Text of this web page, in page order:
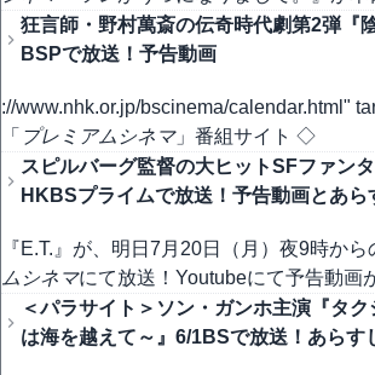
狂言師・野村萬斎の伝奇時代劇第2弾『
BSPで放送！予告動画
://www.nhk.or.jp/bscinema/calendar.html"
「 プレミアムシネマ」番組サイト ◇
スピルバーグ監督の大ヒットSFファン
HKBSプライムで放送！予告動画とあら
『E.T.』が、明日7月20日（月）夜9時か
ムシネマにて放送！Youtubeにて予告動画
＜パラサイト＞ソン・ガンホ主演『タ
は海を越えて～』6/1BSで放送！あらす